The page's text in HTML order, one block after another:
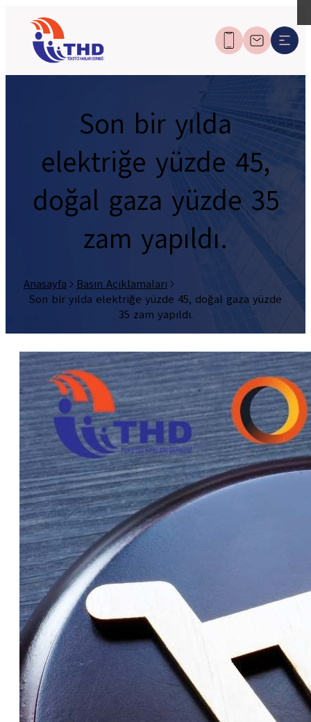
Son bir yılda
elektriğe yüzde 45,
doğal gaza yüzde 35
zam yapıldı.
Anasayfa
Basın Açıklamaları
Son bir yılda elektriğe yüzde 45, doğal gaza yüzde
35 zam yapıldı.